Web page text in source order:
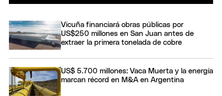
Vicuña financiará obras públicas por
US$250 millones en San Juan antes de
extraer la primera tonelada de cobre
US$ 5.700 millones: Vaca Muerta y la energía
marcan récord en M&A en Argentina